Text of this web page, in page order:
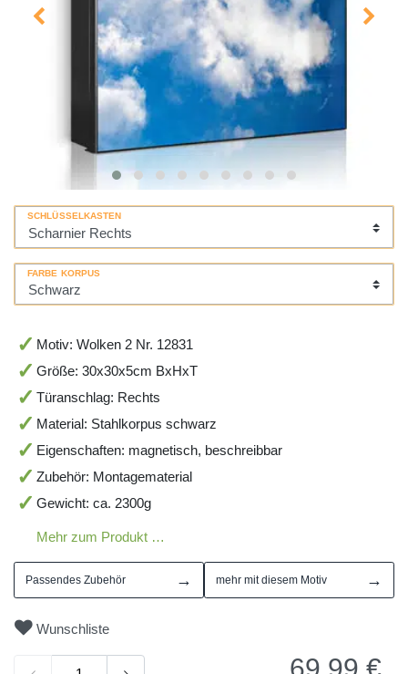
SCHLÜSSELKASTEN
FARBE KORPUS
Motiv: Wolken 2 Nr. 12831
Größe: 30x30x5cm BxHxT
Türanschlag: Rechts
Material: Stahlkorpus schwarz
Eigenschaften: magnetisch, beschreibbar
Zubehör: Montagematerial
Gewicht: ca. 2300g
Mehr zum Produkt …
Passendes Zubehör → mehr mit diesem Motiv →
Wunschliste
69,99 €